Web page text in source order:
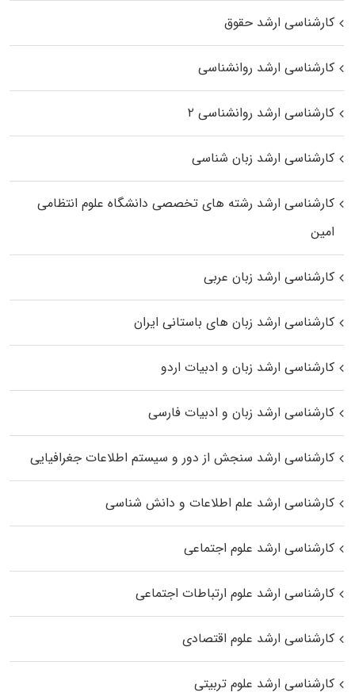
کارشناسی ارشد حقوق
کارشناسی ارشد روانشناسی
کارشناسی ارشد روانشناسی ۲
کارشناسی ارشد زبان شناسی
کارشناسی ارشد رﺷﺘﻪ ﻫﺎی تخصصی داﻧﺸﮕﺎه ﻋﻠﻮم انتظامی
اﻣﻴﻦ
کارشناسی ارشد زبان عربی
کارشناسی ارشد زبان‌ های باستانی ایران
کارشناسی ارشد زبان و ادبیات اردو
کارشناسی ارشد زبان و ادبیات فارسی
کارشناسی ارشد سنجش از دور و سیستم اطلاعات جغرافیایی
کارشناسی ارشد علم اطلاعات و دانش شناسی
کارشناسی ارشد علوم اجتماعی
کارشناسی ارشد علوم ارتباطات اجتماعی
کارشناسی ارشد علوم اقتصادی
کارشناسی ارشد علوم تربیتی